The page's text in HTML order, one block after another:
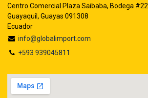
Centro Comercial Plaza Saibaba, Bodega #22
Guayaquil, Guayas 091308
Ecuador
info@globalimport.com
+593 939045811